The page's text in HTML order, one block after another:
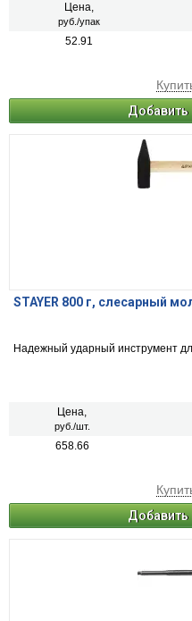
Цена,
руб./упак
52.91
Добавить
STAYER 800 г, слесарный
Надежный ударный инструмент
Цена,
руб./шт.
658.66
Добавить